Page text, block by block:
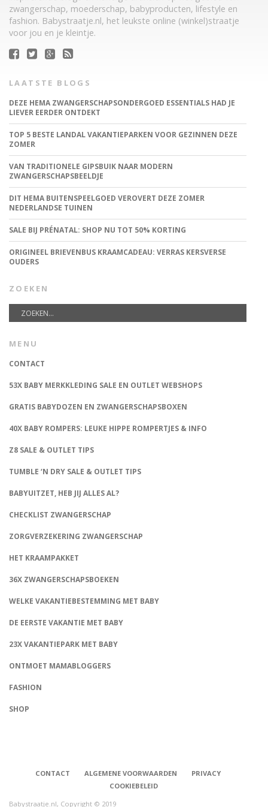
zwangerschap, moederschap, babyproducten, lifestyle en
fashion. Babystraatje.nl, het leukste online (winkel)straatje
voor jou en je kleintje.
LAATSTE BLOGS
DEZE HEMA ZWANGERSCHAPSONDERGOED ESSENTIALS HAD JE
LIEVER EERDER ONTDEKT
TOP 5 BESTE LANDAL VAKANTIEPARKEN VOOR GEZINNEN DEZE
ZOMER
VAN TRADITIONELE GIPSBUIK NAAR MODERN
ZWANGERSCHAPSBEELDJE
DIT HEMA BUITENSPEELGOED VEROVERT DEZE ZOMER
NEDERLANDSE TUINEN
SALE BIJ PRÉNATAL: SHOP NU TOT 50% KORTING
ORIGINEEL BRIEVENBUS KRAAMCADEAU: VERRAS KERSVERSE
OUDERS
ZOEKEN
MENU
CONTACT
53X BABY MERKKLEDING SALE EN OUTLET WEBSHOPS
GRATIS BABYDOZEN EN ZWANGERSCHAPSBOXEN
40X BABY ROMPERS: LEUKE HIPPE ROMPERTJES & INFO
Z8 SALE & OUTLET TIPS
TUMBLE ‘N DRY SALE & OUTLET TIPS
BABYUITZET, HEB JIJ ALLES AL?
CHECKLIST ZWANGERSCHAP
ZORGVERZEKERING ZWANGERSCHAP
HET KRAAMPAKKET
36X ZWANGERSCHAPSBOEKEN
WELKE VAKANTIEBESTEMMING MET BABY
DE EERSTE VAKANTIE MET BABY
23X VAKANTIEPARK MET BABY
ONTMOET MAMABLOGGERS
FASHION
SHOP
CONTACT ALGEMENE VOORWAARDEN
PRIVACY
COOKIEBELEID
Babystraatje.nl, Copyright © 2019